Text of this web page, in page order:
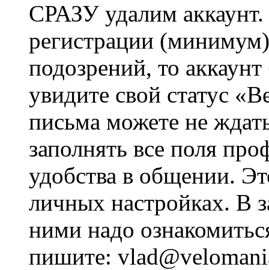
СРАЗУ удалим
регистрации
подозрений, то
увидите свой статус
письма можете не
заполнять все поля
удобства в общении.
личных настройках. В
ними надо
пишите: